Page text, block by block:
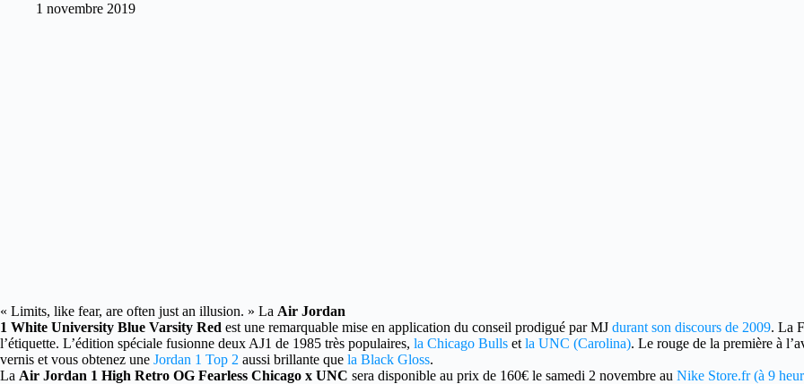
1 novembre 2019
« Limits, like fear, are often just an illusion. » La Air Jordan
1 White University Blue Varsity Red est une remarquable mise en application du conseil prodigué par MJ durant son discours de 2009. La
l’étiquette. L’édition spéciale fusionne deux AJ1 de 1985 très populaires, la Chicago Bulls et la UNC (Carolina). Le rouge de la première à
vernis et vous obtenez une Jordan 1 Top 2 aussi brillante que la Black Gloss.
La Air Jordan 1 High Retro OG Fearless Chicago x UNC sera disponible au prix de 160€ le samedi 2 novembre au Nike Store.fr (à 9